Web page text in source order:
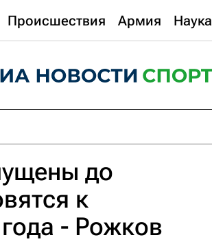
Происшествия Армия Наука
до
к
- Рожков